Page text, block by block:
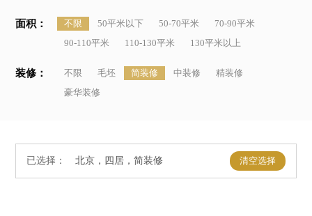
面积： 不限 50平米以下 50-70平米
70-90平米
90-110平米
110-130平米 130平米以上
装修： 不限 毛坯 简装修 中装修
精装修
豪华装修
已选择： 清空选择